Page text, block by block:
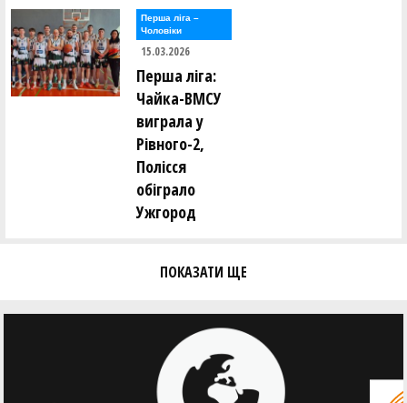
Перша лiга –
Чоловiки
15.03.2026
Перша ліга:
Чайка-ВМСУ
виграла у
Рівного-2,
Полісся
обіграло
Ужгород
ПОКАЗАТИ ЩЕ